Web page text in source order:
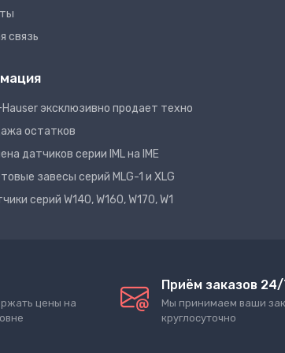
связь
эксклюзивно продает техно
остатков
датчиков серии IML на IME
завесы серий MLG-1 и XLG
серий W140, W160, W170, W1
цены на
Приём заказов
Мы принимаем ваши
круглосуточно